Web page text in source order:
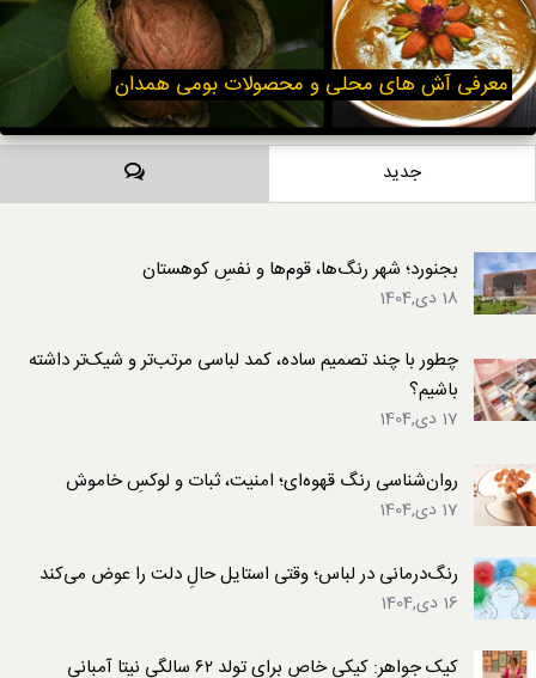
معرفی آش های محلی و محصولات بومی همدان
جدید دیدگاه‌ها
بجنورد؛ شهر رنگ‌ها، قوم‌ها و نفسِ کوهستان
18 دی,1404
چطور با چند تصمیم ساده، کمد لباسی مرتب‌تر و شیک‌تر داشته
باشیم؟
17 دی,1404
روان‌شناسی رنگ قهوه‌ای؛ امنیت، ثبات و لوکسِ خاموش
17 دی,1404
رنگ‌درمانی در لباس؛ وقتی استایل حالِ دلت را عوض می‌کند
16 دی,1404
کیک جواهر: کیکی خاص برای تولد ۶۲ سالگی نیتا آمبانی